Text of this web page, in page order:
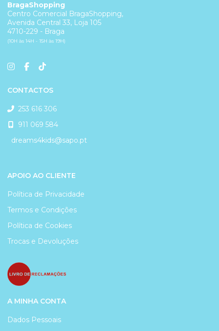
BragaShopping
Centro Comercial BragaShopping,
Avenida Central 33, Loja 105
4710-229 - Braga
(10H às 14H - 15H às 19H)
CONTACTOS
253 616 306
911 069 584
dreams4kids@sapo.pt
APOIO AO CLIENTE
Política de Privacidade
Termos e Condições
Política de Cookies
Trocas e Devoluções
A MINHA CONTA
Dados Pessoais